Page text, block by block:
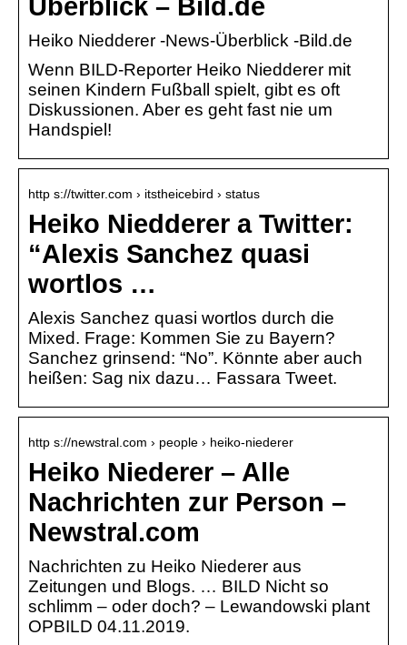
Überblick – Bild.de
Heiko Niedderer -News-Überblick -Bild.de
Wenn BILD-Reporter Heiko Niedderer mit
seinen Kindern Fußball spielt, gibt es oft
Diskussionen. Aber es geht fast nie um
Handspiel!
http s://twitter.com › itstheicebird › status
Heiko Niedderer a Twitter:
“Alexis Sanchez quasi
wortlos …
Alexis Sanchez quasi wortlos durch die
Mixed. Frage: Kommen Sie zu Bayern?
Sanchez grinsend: “No”. Könnte aber auch
heißen: Sag nix dazu… Fassara Tweet.
http s://newstral.com › people › heiko-niederer
Heiko Niederer – Alle
Nachrichten zur Person –
Newstral.com
Nachrichten zu Heiko Niederer aus
Zeitungen und Blogs. … BILD Nicht so
schlimm – oder doch? – Lewandowski plant
OPBILD 04.11.2019.